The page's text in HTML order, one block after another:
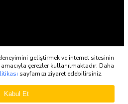
geliştirmek ve internet sitesinin
çerezler kullanılmaktadır. Daha
sayfamızı ziyaret edebilirsiniz.
Kabul Et